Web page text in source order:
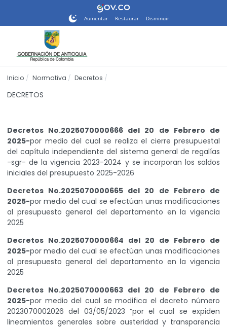
sitio
de
accesibilidad.
Aumentar Restaurar Disminuir
Inicio Normativa Decretos
DECRETOS
Decretos No.2025070000666 del 20 de Febrero de
2025-por medio del cual se realiza el cierre presupuestal
del capítulo independiente del sistema general de regalías
-sgr- de la vigencia 2023-2024 y se incorporan los saldos
iniciales del presupuesto 2025-2026
Decretos No.2025070000665 del 20 de Febrero de
2025-por medio del cual se efectúan unas modificaciones
al presupuesto general del departamento en la vigencia
2025
Decretos No.2025070000664 del 20 de Febrero de
2025-por medio del cual se efectúan unas modificaciones
al presupuesto general del departamento en la vigencia
2025
Decretos No.2025070000663 del 20 de Febrero de
2025-por medio del cual se modifica el decreto número
2023070002026 del 03/05/2023 “por el cual se expiden
lineamientos generales sobre austeridad y transparencia